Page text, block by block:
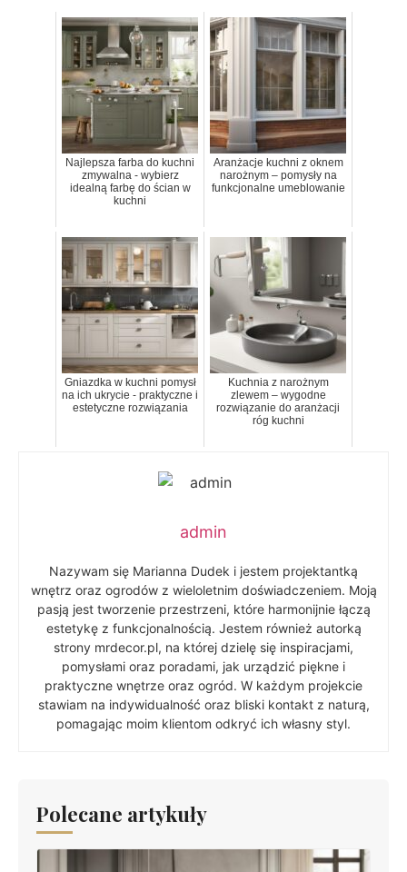
Najlepsza farba do kuchni
zmywalna - wybierz
idealną farbę do ścian w
kuchni
Aranżacje kuchni z oknem
narożnym – pomysły na
funkcjonalne umeblowanie
Gniazdka w kuchni pomysł
na ich ukrycie - praktyczne i
estetyczne rozwiązania
Kuchnia z narożnym
zlewem – wygodne
rozwiązanie do aranżacji
róg kuchni
admin
Nazywam się Marianna Dudek i jestem projektantką
wnętrz oraz ogrodów z wieloletnim doświadczeniem. Moją
pasją jest tworzenie przestrzeni, które harmonijnie łączą
estetykę z funkcjonalnością. Jestem również autorką
strony mrdecor.pl, na której dzielę się inspiracjami,
pomysłami oraz poradami, jak urządzić piękne i
praktyczne wnętrze oraz ogród. W każdym projekcie
stawiam na indywidualność oraz bliski kontakt z naturą,
pomagając moim klientom odkryć ich własny styl.
Polecane artykuły